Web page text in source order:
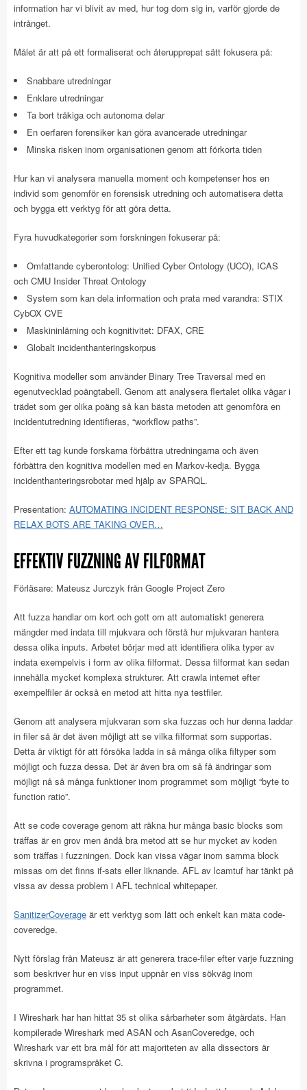
information har vi blivit av med, hur tog dom sig in, varför gjorde de
intrånget.
Målet är att på ett formaliserat och återupprepat sätt fokusera på:
Snabbare utredningar
Enklare utredningar
Ta bort tråkiga och autonoma delar
En oerfaren forensiker kan göra avancerade utredningar
Minska risken inom organisationen genom att förkorta tiden
Hur kan vi analysera manuella moment och kompetenser hos en
individ som genomför en forensisk utredning och automatisera detta
och bygga ett verktyg för att göra detta.
Fyra huvudkategorier som forskningen fokuserar på:
Omfattande cyberontolog: Unified Cyber Ontology (UCO), ICAS
och CMU Insider Threat Ontology
System som kan dela information och prata med varandra: STIX
CybOX CVE
Maskininlärning och kognitivitet: DFAX, CRE
Globalt incidenthanteringskorpus
Kognitiva modeller som använder Binary Tree Traversal med en
egenutvecklad poängtabell. Genom att analysera flertalet olika vägar i
trädet som ger olika poäng så kan bästa metoden att genomföra en
incidentutredning identifieras, “workflow paths”.
Efter ett tag kunde forskarna förbättra utredningarna och även
förbättra den kognitiva modellen med en Markov-kedja. Bygga
incidenthanteringsrobotar med hjälp av SPARQL.
Presentation: AUTOMATING INCIDENT RESPONSE: SIT BACK AND
RELAX BOTS ARE TAKING OVER…
EFFEKTIV FUZZNING AV FILFORMAT
Förläsare: Mateusz Jurczyk från Google Project Zero
Att fuzza handlar om kort och gott om att automatiskt generera
mängder med indata till mjukvara och förstå hur mjukvaran hantera
dessa olika inputs. Arbetet börjar med att identifiera olika typer av
indata exempelvis i form av olika filformat. Dessa filformat kan sedan
innehålla mycket komplexa strukturer. Att crawla internet efter
exempelfiler är också en metod att hitta nya testfiler.
Genom att analysera mjukvaran som ska fuzzas och hur denna laddar
in filer så är det även möjligt att se vilka filformat som supportas.
Detta är viktigt för att försöka ladda in så många olika filtyper som
möjligt och fuzza dessa. Det är även bra om så få ändringar som
möjligt nå så många funktioner inom programmet som möjligt “byte to
function ratio”.
Att se code coverage genom att räkna hur många basic blocks som
träffas är en grov men ändå bra metod att se hur mycket av koden
som träffas i fuzzningen. Dock kan vissa vägar inom samma block
missas om det finns if-sats eller liknande. AFL av lcamtuf har tänkt på
vissa av dessa problem i AFL technical whitepaper.
SanitizerCoverage är ett verktyg som lätt och enkelt kan mäta code-
coveredge.
Nytt förslag från Mateusz är att generera trace-filer efter varje fuzzning
som beskriver hur en viss input uppnår en viss sökväg inom
programmet.
I Wireshark har han hittat 35 st olika sårbarheter som åtgärdats. Han
kompilerade Wireshark med ASAN och AsanCoveredge, och
Wireshark var ett bra mål för att majoriteten av alla dissectors är
skrivna i programspråket C.